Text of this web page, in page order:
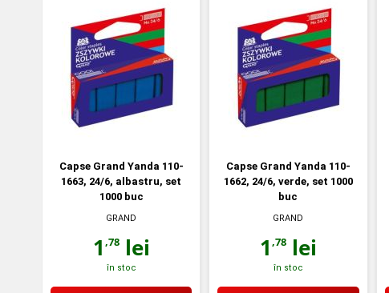
Capse Grand Yanda 110-
1663, 24/6, albastru, set
1000 buc
GRAND
1 ,78lei
în stoc
Capse Grand Yanda 110-
1662, 24/6, verde, set 1000
buc
GRAND
1 ,78lei
în stoc